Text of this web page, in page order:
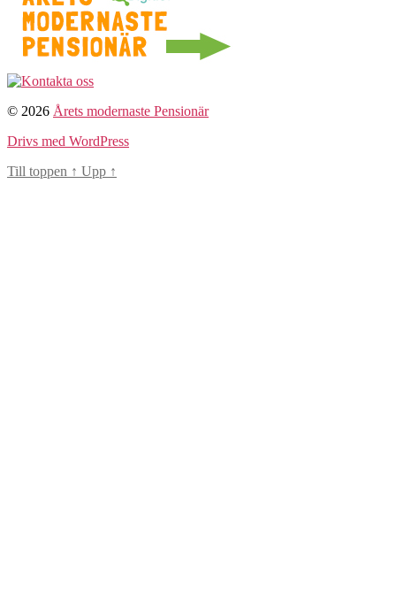
© 2026 Årets modernaste Pensionär
Drivs med WordPress
Till toppen ↑ Upp ↑